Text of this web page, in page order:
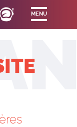
MENU